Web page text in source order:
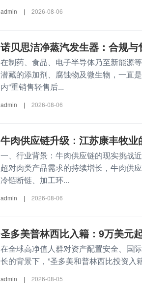
admin | 2026-08-06
诺贝思洁净蒸汽发生器：合规与
在制药、食品、电子半导体乃至新能源
潜藏的添加剂、腐蚀物及微生物，一直
内“重销售轻售后...
admin | 2026-08-06
牛肉供应链升级：江苏康丰牧
一、行业背景：牛肉供应链的现实挑战
超对肉类产品需求的持续增长，牛肉供
冷链断链、加工环...
admin | 2026-08-06
圣多美普林西比入籍：9万美元
在全球高净值人群对资产配置安全、国
长的背景下，”圣多美和普林西比投资入
admin | 2026-08-05